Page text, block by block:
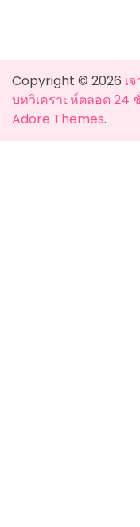
Copyright © 2026 เ
บทวิเคราะห์ตลอด 24
Adore Themes.